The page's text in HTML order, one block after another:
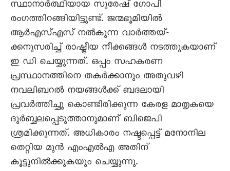
സ്ഥാനാർത്ഥിയായ സുരേഷ് ഗോപി
രംഗത്തിറങ്ങിയിട്ടുണ്ട്. ജന്മഭൂമിയിൽ
ആർഎസ്എസ് നൽകുന്ന വാർത്തയ്-
ക്കനുസരിച്ച് രാഷ്ട്രീയ നീക്കങ്ങൾ നടത്തുകയാണ്
ഇ ഡി ചെയ്യുന്നത്. ഒപ്പം സഹകരണ
പ്രസ്ഥാനത്തിനെ തകർക്കാനും അതുവഴി
നവലിബറൽ നയങ്ങൾക്ക് ബദലായി
പ്രവർത്തിച്ചു കൊണ്ടിരിക്കുന്ന കേരള മാതൃകയെ
ദുർബ്ബലപ്പെടുത്താനുമാണ് ബിജെപി
ശ്രമിക്കുന്നത്. അധികാരം നഷ്ടപ്പെട്ട് മനോനില
തെറ്റിയ മുൻ എംഎൽഎ അതിന്
കൂട്ടുനിൽക്കുകയും ചെയ്യുന്നു.